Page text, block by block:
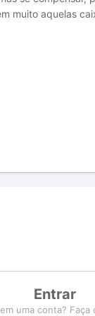
muito aquelas
Entrar
uma conta? Faça